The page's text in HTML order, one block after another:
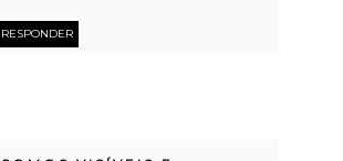
RESPONDER